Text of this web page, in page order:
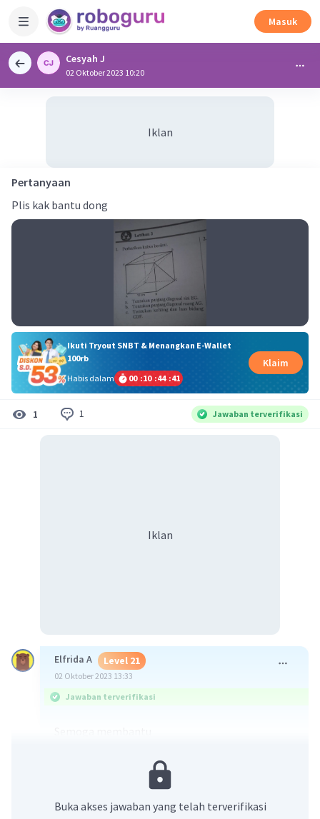
Masuk
Cesyah J
02 Oktober 2023 10:20
Iklan
Pertanyaan
Plis kak bantu dong
Ikuti Tryout SNBT & Menangkan E-Wallet
100rb
Habis dalam
00 :10 :44 :40
Klaim
1 1 Jawaban terverifikasi
Iklan
Elfrida A Level 21
02 Oktober 2023 13:33
Jawaban terverifikasi
Buka akses jawaban yang telah terverifikasi